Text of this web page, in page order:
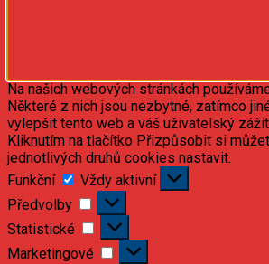
Na našich webových stránkách
Některé z nich jsou nezbytné, zatímco
vylepšit tento web a váš uživatelský
Kliknutím na tlačítko Přizpůsobit si
jednotlivých druhů cookies nastavit.
Funkční
Funkční
Vždy aktivní
Předvolby
Předvolby
Statistické
Statistické
Marketingové
Marketingové